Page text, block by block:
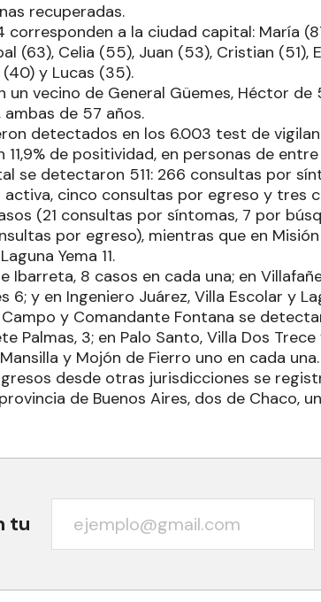
recuperadas.
corresponden a la ciudad capital: María
(63), Celia (55), Juan (53), Cristian (51),
y Lucas (35).
un vecino de General Güemes, Héctor de
ambas de 57 años.
detectados en los 6.003 test de
11,9% de positividad, en personas de
se detectaron 511: 266 consultas por
cinco consultas por egreso y tres
(21 consultas por síntomas, 7 por
por egreso), mientras que en Misión
Yema 11.
Ibarreta, 8 casos en cada una; en
6; y en Ingeniero Juárez, Villa Escolar y
y Comandante Fontana se
Palmas, 3; en Palo Santo, Villa Dos
y Mojón de Fierro uno en cada una.
desde otras jurisdicciones se
de Buenos Aires, dos de Chaco,
tu